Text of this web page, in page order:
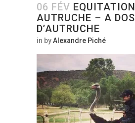
06 FÉV EQUITATION
AUTRUCHE – A DOS
D’AUTRUCHE
in byAlexandre Piché